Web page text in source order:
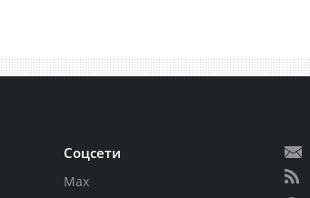
Соцсети
Max